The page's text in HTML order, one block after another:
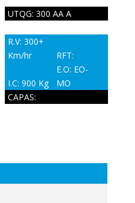
UTQG: 300 AA A
R.V: 300+
Km/hr
RFT:
I.C: 900 Kg
E.O: EO-
MO
CAPAS: